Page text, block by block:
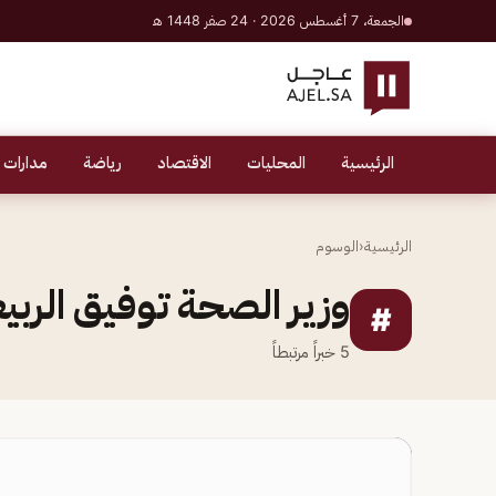
الجمعة، 7 أغسطس 2026 · 24 صفر 1448 هـ
الرئيسية المحليات الاقتصاد رياضة
الرئيسية‹الوسوم
# وزير الصحة توفيق
5 خبراً مرتبطاً